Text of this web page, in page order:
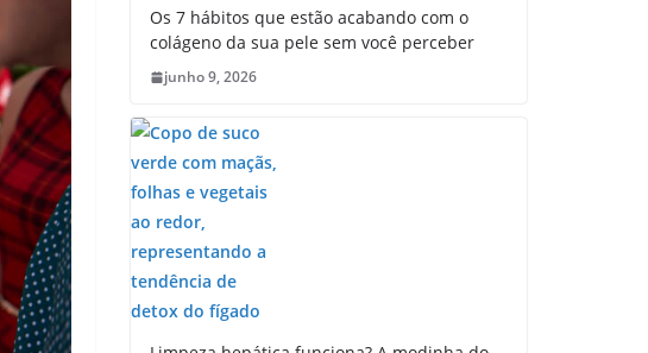
Os 7 hábitos que estão acabando com o
colágeno da sua pele sem você perceber
junho 9, 2026